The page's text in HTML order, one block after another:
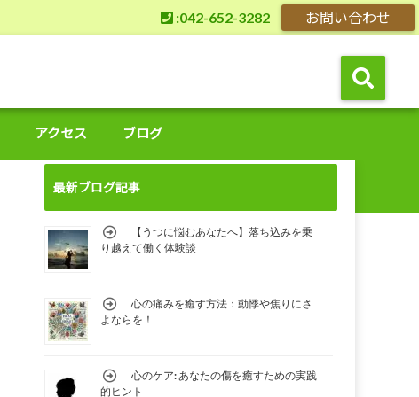
お問い合わせ
:042-652-3282
アクセス ブログ
最新ブログ記事
【うつに悩むあなたへ】落ち込みを乗
り越えて働く体験談
心の痛みを癒す方法：動悸や焦りにさ
よならを！
心のケア: あなたの傷を癒すための実践
的ヒント